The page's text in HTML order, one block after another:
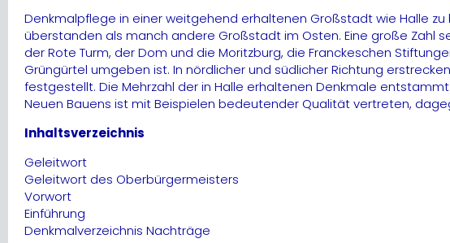
Denkmalpflege in einer weitgehend erhaltenen Großstadt wie Halle
überstanden als manch andere Großstadt im Osten. Eine große Zahl
der Rote Turm, der Dom und die Moritzburg, die Franckeschen
Grüngürtel umgeben ist. In nördlicher und südlicher Richtung
festgestellt. Die Mehrzahl der in Halle erhaltenen Denkmale
Neuen Bauens ist mit Beispielen bedeutender Qualität vertreten,
Inhaltsverzeichnis
Geleitwort
Geleitwort des Oberbürgermeisters
Vorwort
Einführung
Denkmalverzeichnis Nachträge